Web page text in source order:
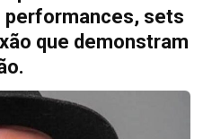
performances, sets
que demonstram